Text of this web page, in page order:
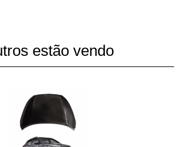
estão vendo